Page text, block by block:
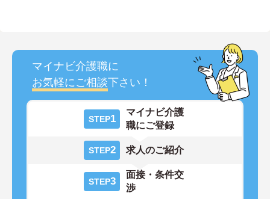
マイナビ介護職に
お気軽にご相談下さい！
STEP1
マイナビ介護
職にご登録
STEP2 求人のご紹介
STEP3
面接・条件交
渉